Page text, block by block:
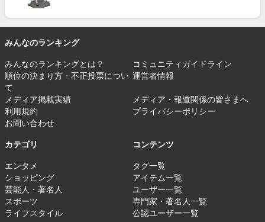
みんなのランキング
みんなのランキングとは？
コミュニティガイドライン
順位の決まり方・不正投票につい
て
運営者情報
メディア掲載実績
メディア・報道関係の皆さまへ
利用規約
プライバシーポリシー
お問い合わせ
カテゴリ
エンタメ
ショッピング
芸能人・著名人
スポーツ
ライフスタイル
コンテンツ
タグ一覧
アイテム一覧
ユーザー一覧
専門家・著名人一覧
公認ユーザー一覧